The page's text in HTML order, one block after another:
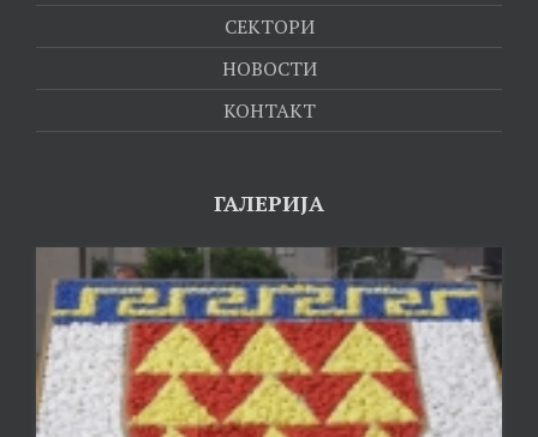
СЕКТОРИ
НОВОСТИ
КОНТАКТ
ГАЛЕРИЈА